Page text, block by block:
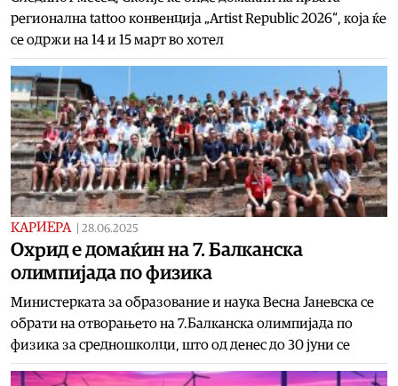
регионална tattoo конвенција „Artist Republic 2026“, која ќе
се одржи на 14 и 15 март во хотел
КАРИЕРА 28.06.2025
Охрид е домаќин на 7. Балканска
олимпијада по физика
Министерката за образование и наука Весна Јаневска се
обрати на отворањето на 7.Балканска олимпијада по
физика за средношколци, што од денес до 30 јуни се